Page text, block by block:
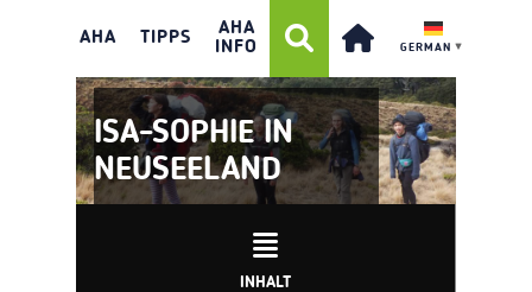
AHA TIPPS
AHA
INFO
GERMAN ▼
ISA-SOPHIE IN
NEUSEELAND
INHALT